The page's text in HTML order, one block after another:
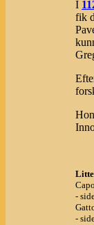
I
fik
-
-